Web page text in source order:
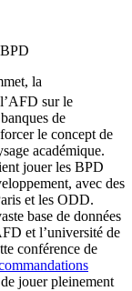
la
sur le
de
le concept de
académique.
jouer les BPD
avec des
et les ODD.
base de données
et l’université de
conférence de
jouer pleinement